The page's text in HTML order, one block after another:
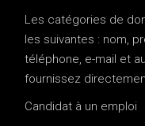
Les catégories de
les suivantes : nom,
téléphone, e-mail et
fournissez
Candidat à un emploi